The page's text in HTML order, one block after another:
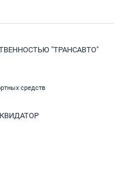
"ТРАНСАВТО"
средств